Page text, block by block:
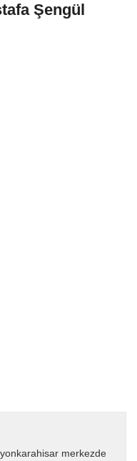
Şengül
merkezde